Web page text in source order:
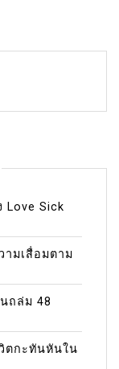
Sick
มเสื่อมตาม
ถล่ม 48
ตกะทันหันใน